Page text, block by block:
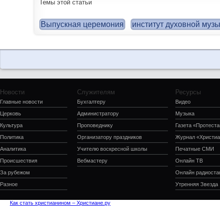
Темы этой статьи
Выпускная церемония институт духовной
Новости
Главные новости
Церковь
Культура
Политика
Аналитика
Происшествия
За рубежом
Разное
Служителям
Бухгалтеру
Администратору
Проповеднику
Организатору праздников
Учителю воскресной школы
Вебмастеру
Ресурсы
Видео
Музыка
Газета
Журнал
Печатные СМИ
Онлайн ТВ
Онлайн
Утренняя Звезда
Как стать христианином – Христиане.ру